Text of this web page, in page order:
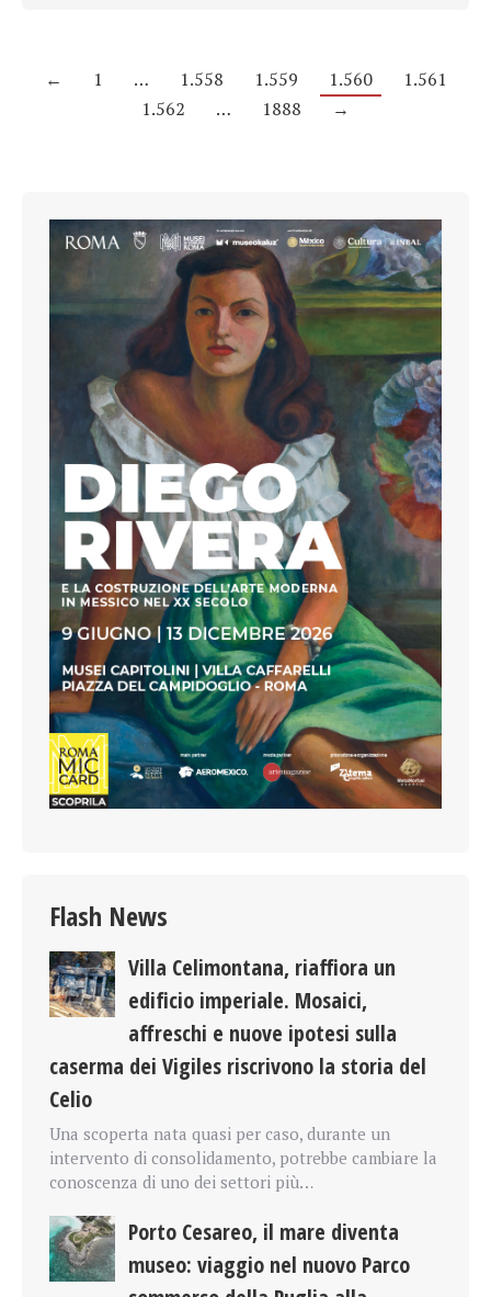
← 1 … 1.558 1.559 1.560
1.561
1.562
… 1888 →
Flash News
Villa Celimontana, riaffiora un
edificio imperiale. Mosaici,
affreschi e nuove ipotesi sulla
caserma dei Vigiles riscrivono la storia del
Celio
Una scoperta nata quasi per caso, durante un
intervento di consolidamento, potrebbe cambiare la
conoscenza di uno dei settori più…
Porto Cesareo, il mare diventa
museo: viaggio nel nuovo Parco